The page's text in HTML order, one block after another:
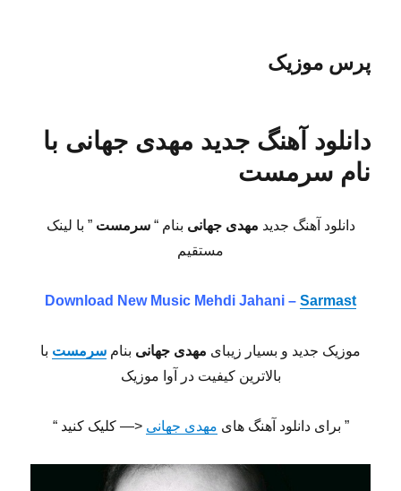
پرس موزیک
دانلود آهنگ جدید مهدی جهانی با
نام سرمست
دانلود آهنگ جدید مهدی جهانی بنام “ سرمست” با لینک
مستقیم
Download New Music Mehdi Jahani – Sarmast
موزیک جدید و بسیار زیبای مهدی جهانی بنام سرمست با
بالاترین کیفیت در آوا موزیک
” برای دانلود آهنگ های مهدی جهانی <— کلیک کنید “